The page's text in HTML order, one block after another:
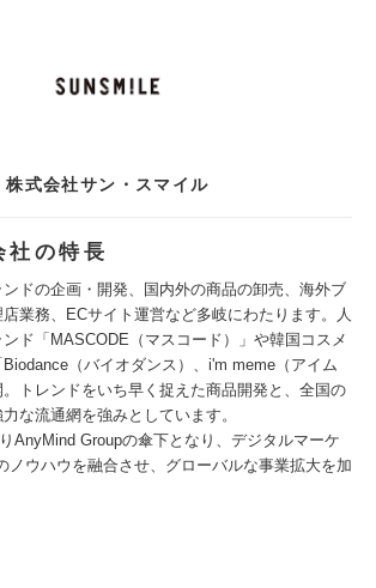
株式会社サン・スマイル
社の特長
ドの企画・開発、国内外の商品の卸売、海外ブ
業務、ECサイト運営など多岐にわたります。人
ド「MASCODE（マスコード）」や韓国コスメ
（バイオダンス）、i'm meme（アイム
。トレンドをいち早く捉えた商品開発と、全国の
な流通網を強みとしています。
AnyMind Groupの傘下となり、デジタルマーケ
ノウハウを融合させ、グローバルな事業拡大を加